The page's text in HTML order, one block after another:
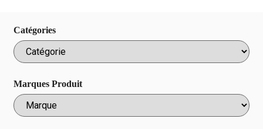
Catégories
Marques Produit